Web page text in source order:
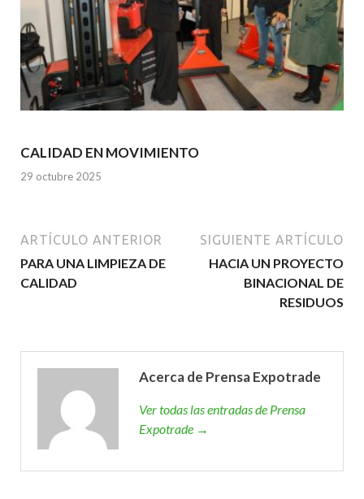
CALIDAD EN MOVIMIENTO
29 octubre 2025
ARTÍCULO ANTERIOR
PARA UNA LIMPIEZA DE
CALIDAD
SIGUIENTE ARTÍCULO
HACIA UN PROYECTO
BINACIONAL DE
RESIDUOS
Acerca de Prensa Expotrade
Ver todas las entradas de Prensa
Expotrade →